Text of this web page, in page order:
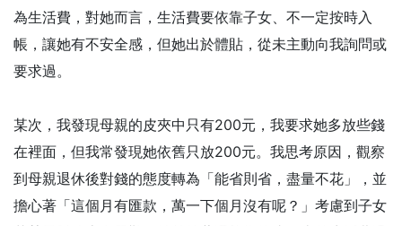
為生活費，對她而言，生活費要依靠子女、不一定按時入
帳，讓她有不安全感，但她出於體貼，從未主動向我詢問或
要求過。
某次，我發現母親的皮夾中只有200元，我要求她多放些錢
在裡面，但我常發現她依舊只放200元。我思考原因，觀察
到母親退休後對錢的態度轉為「能省則省，盡量不花」，並
擔心著「這個月有匯款，萬一下個月沒有呢？」考慮到子女